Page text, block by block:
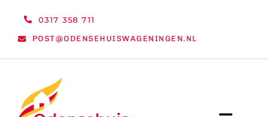
0317 358 711
POST@ODENSEHUISWAGENINGEN.NL